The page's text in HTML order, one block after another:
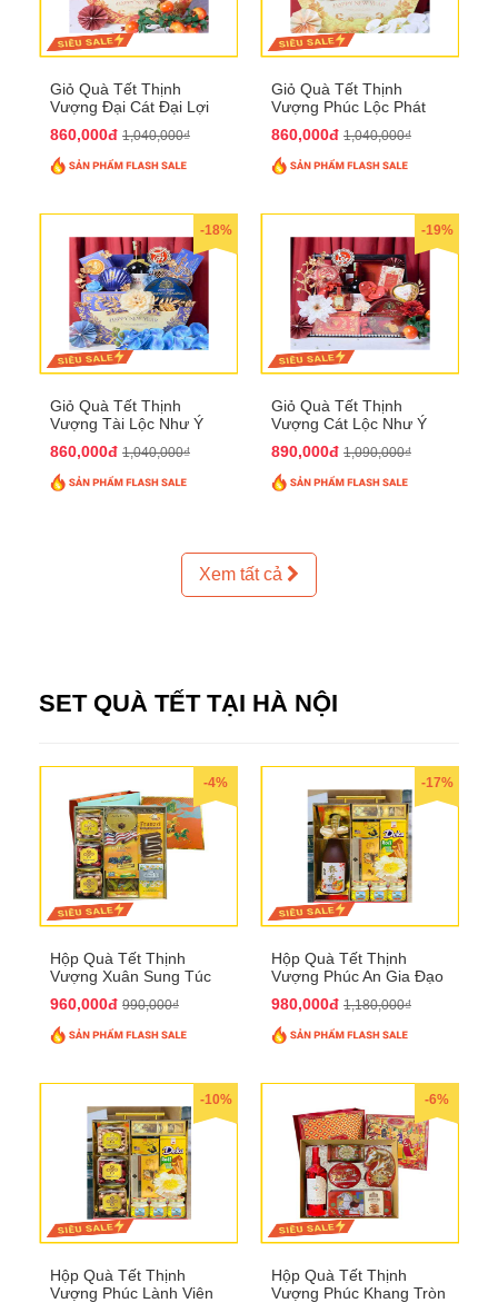
Giỏ Quà Tết Thịnh
Vượng Đại Cát Đại Lợi
860,000đ 1,040,000₫
Giỏ Quà Tết Thịnh
Vượng Phúc Lộc Phát
860,000đ 1,040,000₫
-18%
Giỏ Quà Tết Thịnh
Vượng Tài Lộc Như Ý
860,000đ 1,040,000₫
-19%
Giỏ Quà Tết Thịnh
Vượng Cát Lộc Như Ý
890,000đ 1,090,000₫
Xem tất cả
SET QUÀ TẾT TẠI HÀ NỘI
-4%
Hộp Quà Tết Thịnh
Vượng Xuân Sung Túc
960,000đ 990,000₫
-17%
Hộp Quà Tết Thịnh
Vượng Phúc An Gia Đạo
980,000đ 1,180,000₫
-10%
Hộp Quà Tết Thịnh
Vượng Phúc Lành Viên
-6%
Hộp Quà Tết Thịnh
Vượng Phúc Khang Tròn